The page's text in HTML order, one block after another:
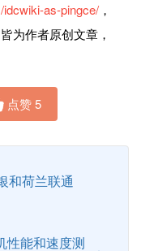
as-pingce/ ，
为作者原创文章，
点赞5
和荷兰联通
性能和速度测